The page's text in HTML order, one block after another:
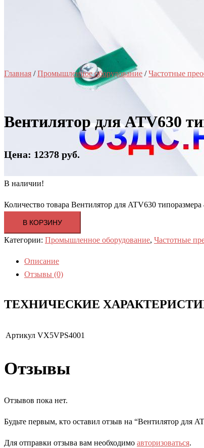
Главная /Промышленное оборудование /Частотные
Вентилятор для ATV630
Цена: 12378 руб.
В наличии!
Количество товара Вентилятор для ATV630 типоразмера
В КОРЗИНУ
Категории: Промышленное оборудование, Частотные
Описание
Отзывы (0)
ТЕХНИЧЕСКИЕ
Артикул VX5VPS4001
Отзывы
Отзывов пока нет.
Будьте первым, кто оставил отзыв на “Вентилятор для
Для отправки отзыва вам необходимо авторизоваться.